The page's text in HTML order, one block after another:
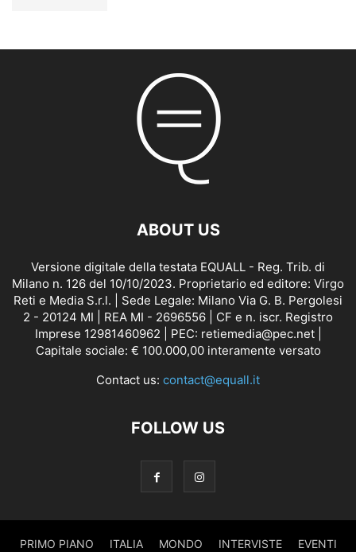
ABOUT US
Versione digitale della testata EQUALL - Reg. Trib. di
Milano n. 126 del 10/10/2023. Proprietario ed editore: Virgo
Reti e Media S.r.l. | Sede Legale: Milano Via G. B. Pergolesi
2 - 20124 MI | REA MI - 2696556 | CF e n. iscr. Registro
Imprese 12981460962 | PEC: retiemedia@pec.net |
Capitale sociale: € 100.000,00 interamente versato
Contact us: contact@equall.it
FOLLOW US
PRIMO PIANO ITALIA MONDO INTERVISTE EVENTI